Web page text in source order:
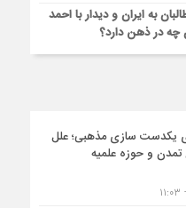
به ایران و دیدار با احمد
چه در ذهن دارد؟
یکدست سازی مذهبی؛ علل
تمدن و حوزه علمیه